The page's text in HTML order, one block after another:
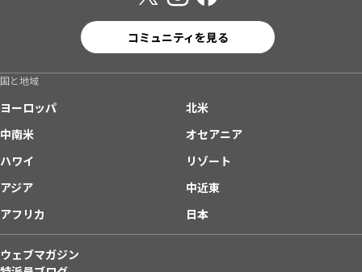
コミュニティを見る
国と地域
ヨーロッパ
北米
中南米
オセアニア
ハワイ
リゾート
アジア
中近東
アフリカ
日本
ウェブマガジン